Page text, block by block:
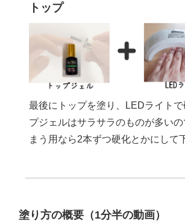
トップ
最後にトップを塗り、LEDライト
プジェルはサラサラのものが多い
まう用なら2本ずつ硬化とかにして
塗り方の概要（1分半の動画）